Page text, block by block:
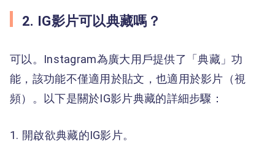
2. IG影片可以典藏嗎？
可以。Instagram為廣大用戶提供了「典藏」功
能，該功能不僅適用於貼文，也適用於影片（視
頻）。以下是關於IG影片典藏的詳細步驟：
開啟欲典藏的IG影片。